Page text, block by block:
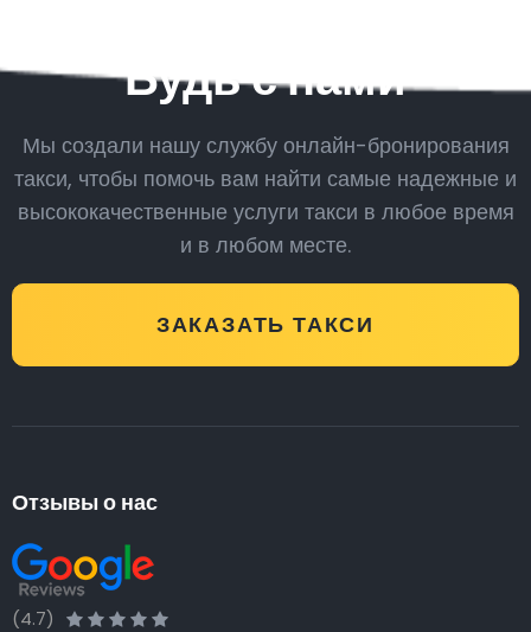
Будь с нами
Мы создали нашу службу онлайн-бронирования
такси, чтобы помочь вам найти самые надежные и
высококачественные услуги такси в любое время
и в любом месте.
ЗАКАЗАТЬ ТАКСИ
Отзывы о нас
(4.7)